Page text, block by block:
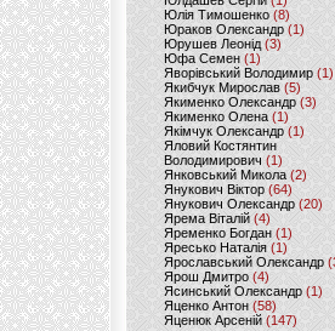
Юлія Тимошенко (8)
Юраков Олександр (1)
Юрушев Леонід (3)
Юфа Семен (1)
Яворівський Володимир (1)
Якибчук Мирослав (5)
Якименко Олександр (3)
Якименко Олена(1)
Якімчук Олександр (1)
Яловий Костянтин
Володимирович (1)
Янковський Микола(2)
Янукович Віктор (64)
Янукович Олександр(20)
Ярема Віталій(4)
Яременко Богдан(1)
Яресько Наталія(1)
Ярославський Олександр
Ярош Дмитро (4)
Ясинський Олександр (1)
Яценко Антон(58)
Яценюк Арсеній (147)